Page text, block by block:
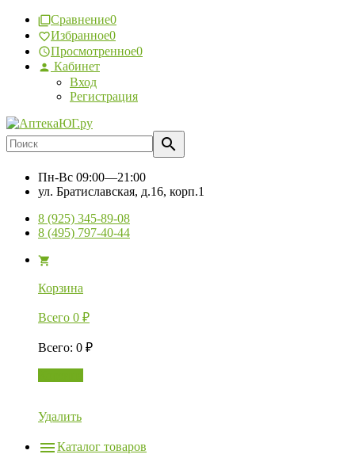
Сравнение0
Избранное0
Просмотренное0
Кабинет
Вход
Регистрация
Пн-Вс 09:00—21:00
ул. Братиславская, д.16, корп.1
8 (925) 345-89-08
8 (495) 797-40-44
Корзина
Всего 0 ₽
Всего: 0 ₽
Удалить
Каталог товаров